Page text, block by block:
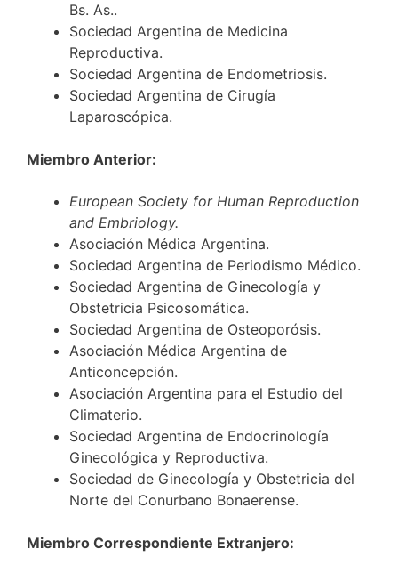
Bs. As..
Sociedad Argentina de Medicina
Reproductiva.
Sociedad Argentina de Endometriosis.
Sociedad Argentina de Cirugía
Laparoscópica.
Miembro Anterior:
European Society for Human Reproduction
and Embriology.
Asociación Médica Argentina.
Sociedad Argentina de Periodismo Médico.
Sociedad Argentina de Ginecología y
Obstetricia Psicosomática.
Sociedad Argentina de Osteoporósis.
Asociación Médica Argentina de
Anticoncepción.
Asociación Argentina para el Estudio del
Climaterio.
Sociedad Argentina de Endocrinología
Ginecológica y Reproductiva.
Sociedad de Ginecología y Obstetricia del
Norte del Conurbano Bonaerense.
Miembro Correspondiente Extranjero: